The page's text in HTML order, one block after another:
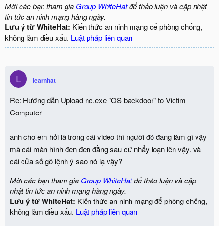
Mời các bạn tham gia Group WhiteHatđể thảo luận và cập nhật
tin tức an ninh mạng hàng ngày.
Lưu ý từ WhiteHat: Kiến thức an ninh mạng để phòng chống,
không làm điều xấu. Luật pháp liên quan
L learnhat
Re: Hướng dẫn Upload nc.exe "OS backdoor" to Victim
Computer
anh cho em hỏi là trong cái video thì người đó đang làm gì vậy
mà cái màn hình đen đen đằng sau cứ nhẩy loạn lên vậy. và
cái cửa sổ gõ lệnh ý sao nó lạ vậy?
Mời các bạn tham gia Group WhiteHatđể thảo luận và cập
nhật tin tức an ninh mạng hàng ngày.
Lưu ý từ WhiteHat: Kiến thức an ninh mạng để phòng chống,
không làm điều xấu. Luật pháp liên quan